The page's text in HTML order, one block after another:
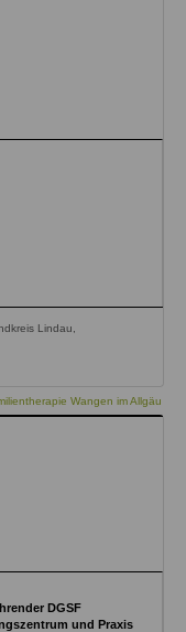
Lindau,
Wangen im Allgäu
DGSF
und Praxis